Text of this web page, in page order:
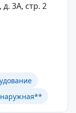
д. 3А, стр. 2